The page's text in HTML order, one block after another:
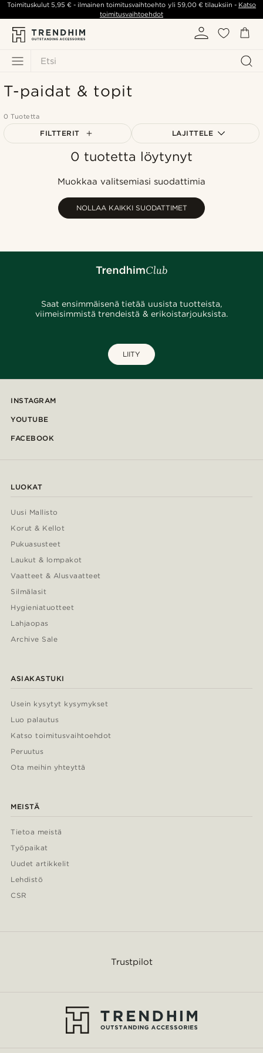
Etsi
Toimituskulut5,95 € - ilmainen toimitusvaihtoehto yli 59,00 €tilauksiin - Katso
toimitusvaihtoehdot
T-paidat & topit
0 Tuotetta
FILTTERIT LAJITTELE
Suosituin
Kallein
0 tuotetta löytynyt
Muokkaa valitsemiasi suodattimia
NOLLAA KAIKKI SUODATTIMET
Saat ensimmäisenä tietää uusista tuotteista,
viimeisimmistä trendeistä & erikoistarjouksista.
LIITY
INSTAGRAM
YOUTUBE
FACEBOOK
LUOKAT
Uusi Mallisto
Korut & Kellot
Pukuasusteet
Laukut & lompakot
Vaatteet & Alusvaatteet
Silmälasit
Hygieniatuotteet
Lahjaopas
Archive Sale
ASIAKASTUKI
Usein kysytyt kysymykset
Luo palautus
Katso toimitusvaihtoehdot
Peruutus
Ota meihin yhteyttä
MEISTÄ
Tietoa meistä
Työpaikat
Uudet artikkelit
Lehdistö
CSR
Trustpilot